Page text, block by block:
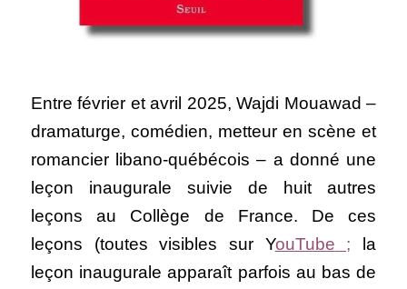
Entre février et avril 2025, Wajdi Mouawad –
dramaturge, comédien, metteur en scène et
romancier libano-québécois – a donné une
leçon inaugurale suivie de huit autres
leçons au Collège de France. De ces
leçons (toutes visibles sur YouTube ; la
leçon inaugurale apparaît parfois au bas de